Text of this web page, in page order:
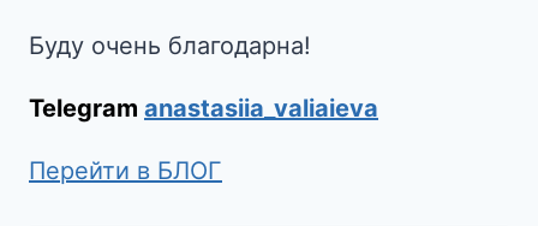
Буду очень благодарна!
Telegram anastasiia_valiaieva
Перейти в БЛОГ